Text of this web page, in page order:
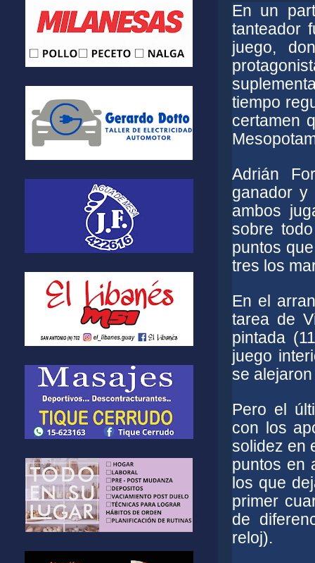
En un
tanteador
juego,
tiempo
certamen
Adrián
ganador y
ambos
sobre
puntos
tres los
En el
tarea de
pintada
juego
se
Pero el
con los
solidez en
puntos en
los que
primer
de
reloj).